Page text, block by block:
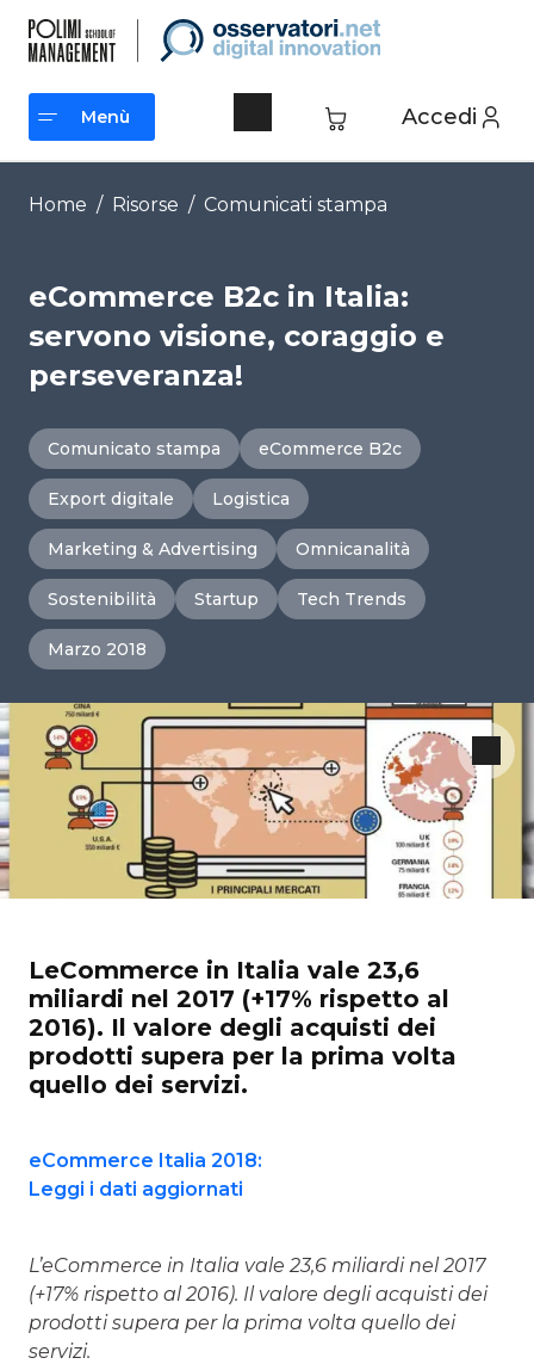
contenuto
Accedi
Menù
Menù
Home / Risorse / Comunicati stampa
eCommerce B2c in Italia:
servono visione, coraggio e
perseveranza!
Comunicato stampa eCommerce B2c
Export digitale Logistica
Marketing & Advertising Omnicanalità
Sostenibilità Startup Tech Trends
Marzo 2018
LeCommerce in Italia vale 23,6
miliardi nel 2017 (+17% rispetto al
2016). Il valore degli acquisti dei
prodotti supera per la prima volta
quello dei servizi.
eCommerce Italia 2018:
Leggi i dati aggiornati
L’eCommerce in Italia vale 23,6 miliardi nel 2017
(+17% rispetto al 2016). Il valore degli acquisti dei
prodotti supera per la prima volta quello dei
servizi.